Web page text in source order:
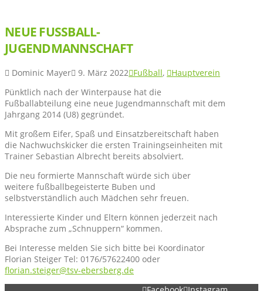
NEUE FUSSBALL-J
UGENDMANNSCHAFT
Dominic Mayer 9. März 2022 Fußball,
Hauptverein
Pünktlich nach der Winterpause hat die
Fußballabteilung eine neue Jugendmannschaft mit dem
Jahrgang 2014 (U8) gegründet.
Mit großem Eifer, Spaß und Einsatzbereitschaft haben
die Nachwuchskicker die ersten Trainingseinheiten mit
Trainer Sebastian Albrecht bereits absolviert.
Die neu formierte Mannschaft würde sich über
weitere fußballbegeisterte Buben und
selbstverständlich auch Mädchen sehr freuen.
Interessierte Kinder und Eltern können jederzeit nach
Absprache zum „Schnuppern“ kommen.
Bei Interesse melden Sie sich bitte bei Koordinator
Florian Steiger Tel: 0176/57622400 oder
florian.steiger@tsv-ebersberg.de